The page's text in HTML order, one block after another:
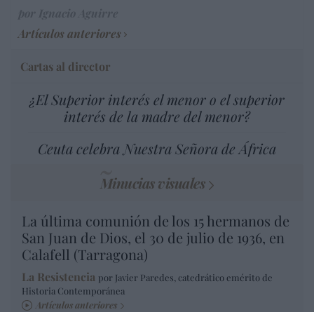
Artículos anteriores
Cartas al director
¿El Superior interés el menor o el superior
interés de la madre del menor?
Ceuta celebra Nuestra Señora de África
Minucias visuales
La última comunión de los 15 hermanos de
San Juan de Dios, el 30 de julio de 1936, en
Calafell (Tarragona)
La Resistencia por Javier Paredes, catedrático emérito de
Historia Contemporánea
Artículos anteriores